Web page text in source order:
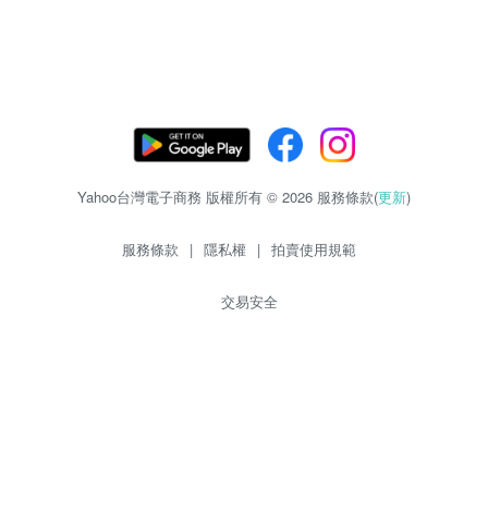
Yahoo台灣電子商務 版權所有 © 2026 服務條款(更新)
服務條款 | 隱私權 | 拍賣使用規範
交易安全